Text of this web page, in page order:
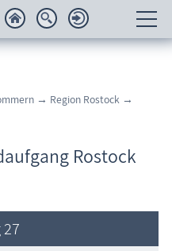
→ Region Rostock →
Rostock